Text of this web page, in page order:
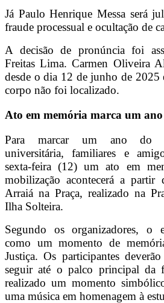
Já Paulo Henrique Messa será
fraude processual e ocultação de
A decisão de pronúncia foi
Freitas Lima. Carmen Oliveira
desde o dia 12 de junho de 2025
corpo não foi localizado.
Ato em memória marca um
Para marcar um ano do
universitária, familiares e
sexta-feira (12) um ato em
mobilização acontecerá a
Arraiá na Praça, realizado na
Ilha Solteira.
Segundo os organizadores, o
como um momento de
Justiça. Os participantes
seguir até o palco principal da
realizado um momento
uma música em homenagem à